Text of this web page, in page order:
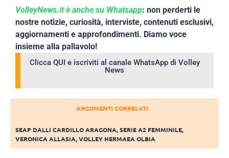
VolleyNews.it è anche su Whatsapp: non perderti le
nostre notizie, curiosità, interviste, contenuti esclusivi,
aggiornamenti e approfondimenti. Diamo voce
insieme alla pallavolo!
Clicca QUI e iscriviti al canale WhatsApp di Volley
News
ARGOMENTI CORRELATI
SEAP DALLI CARDILLO ARAGONA,SERIE A2 FEMMINILE,
VERONICA ALLASIA,VOLLEY HERMAEA OLBIA